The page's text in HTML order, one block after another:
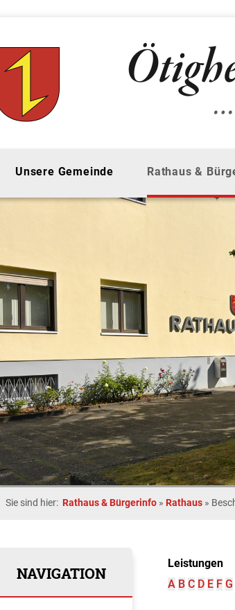
Unsere Gemeinde Rathaus &
Sie sind hier: Rathaus & Bürgerinfo » Rathaus »
NAVIGATION
Leistungen
A B C D E F G